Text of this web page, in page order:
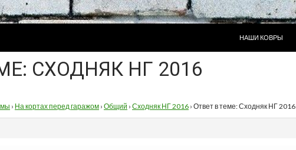
НАШИ КОВРЫ
СХОДНЯК НГ 2016
› На кортах перед гаражом › Общий › Сходняк НГ 2016 › Ответ в теме: Сходняк НГ 2016